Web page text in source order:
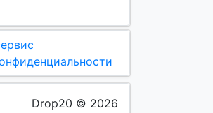
Drop20 © 2026